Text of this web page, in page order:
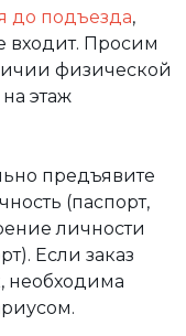
до подъезда,
входит. Просим
физической
этаж
предъявите
(паспорт,
личности
Если заказ
необходима